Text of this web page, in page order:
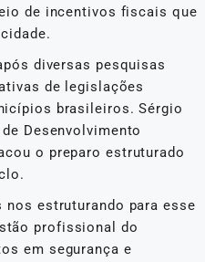
de incentivos fiscais que
diversas pesquisas
de legislações
brasileiros. Sérgio
Desenvolvimento
o preparo estruturado
nos estruturando para esse
profissional do
em segurança e